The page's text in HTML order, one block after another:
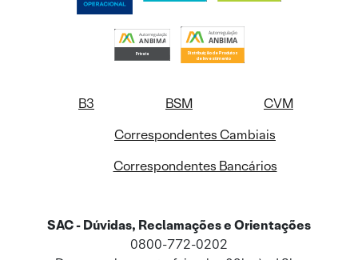
B3 BSM
CVM
Correspondentes Cambiais
Correspondentes Bancários
SAC - Dúvidas, Reclamações e Orientações
0800-772-0202